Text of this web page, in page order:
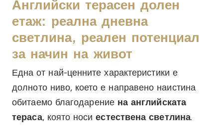
Английски терасен долен
етаж: реална дневна
светлина, реален потенциал
за начин на живот
Една от най-ценните характеристики е
долното ниво, което е направено наистина
обитаемо благодарение на английската
тераса, която носиестествена светлина.